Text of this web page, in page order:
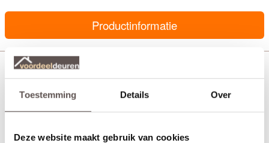
Toestemming Details Over
Deze website maakt gebruik van cookies
Productinformatie
Austria Coco zwart Sleutelrozet